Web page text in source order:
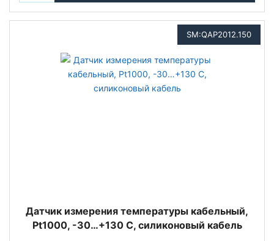
SM:QAP2012.150
Датчик измерения температуры кабельный,
Pt1000, -30…+130 С, силиконовый кабель